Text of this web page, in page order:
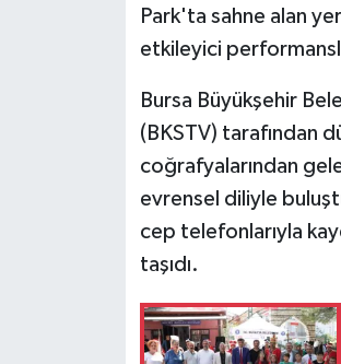
Park'ta sahne alan
etkileyici
Bursa Büyükşehir
(BKSTV) tarafından
coğrafyalarından
evrensel diliyle
cep telefonlarıyla
taşıdı.